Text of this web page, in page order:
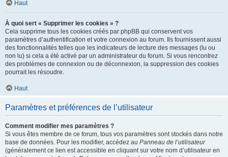
Haut
À quoi sert « Supprimer les cookies » ?
Cela supprime tous les cookies créés par phpBB qui conservent vos
paramètres d’authentification et votre connexion au forum. Ils fournissent aussi
des fonctionnalités telles que les indicateurs de lecture des messages (lu ou
non lu) si cela a été activé par un administrateur du forum. Si vous rencontrez
des problèmes de connexion ou de déconnexion, la suppression des cookies
pourrait les résoudre.
Haut
Paramètres et préférences de l’utilisateur
Comment modifier mes paramètres ?
Si vous êtes membre de ce forum, tous vos paramètres sont stockés dans notre
base de données. Pour les modifier, accédez au Panneau de l’utilisateur
(généralement ce lien est accessible en cliquant sur votre nom d’utilisateur en